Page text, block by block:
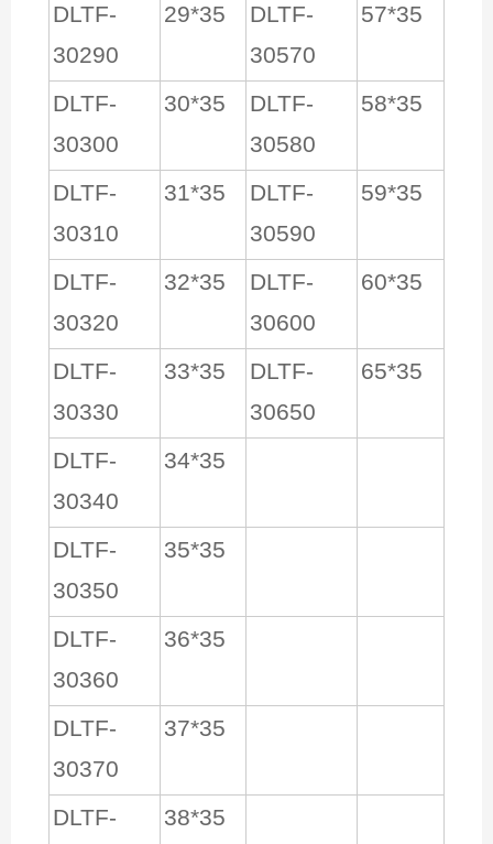
DLTF-
30290
29*35
DLTF-
30570
57*35
DLTF-
30300
30*35
DLTF-
30580
58*35
DLTF-
30310
31*35
DLTF-
30590
59*35
DLTF-
30320
32*35
DLTF-
30600
60*35
DLTF-
30330
33*35
DLTF-
30650
65*35
DLTF-
30340
34*35
DLTF-
30350
35*35
DLTF-
30360
36*35
DLTF-
30370
37*35
DLTF- 38*35